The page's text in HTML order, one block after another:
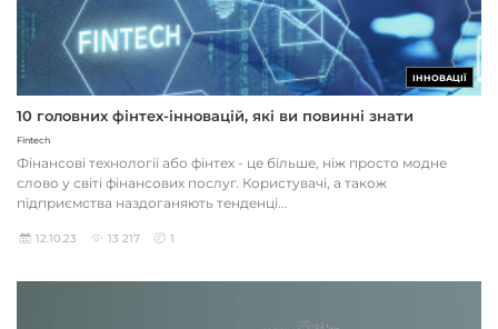
ІННОВАЦІЇ
10 головних фінтех-інновацій, які ви повинні знати
Fintech
Фінансові технології або фінтех - це більше, ніж просто модне
слово у світі фінансових послуг. Користувачі, а також
підприємства наздоганяють тенденці...
12.10.23 13 217 1